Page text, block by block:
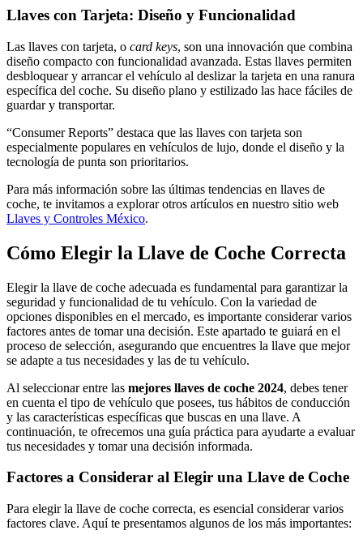
Llaves con Tarjeta: Diseño y Funcionalidad
Las llaves con tarjeta, o card keys, son una innovación que combina
diseño compacto con funcionalidad avanzada. Estas llaves permiten
desbloquear y arrancar el vehículo al deslizar la tarjeta en una ranura
específica del coche. Su diseño plano y estilizado las hace fáciles de
guardar y transportar.
“Consumer Reports” destaca que las llaves con tarjeta son
especialmente populares en vehículos de lujo, donde el diseño y la
tecnología de punta son prioritarios.
Para más información sobre las últimas tendencias en llaves de
coche, te invitamos a explorar otros artículos en nuestro sitio web
Llaves y Controles México.
Cómo Elegir la Llave de Coche Correcta
Elegir la llave de coche adecuada es fundamental para garantizar la
seguridad y funcionalidad de tu vehículo. Con la variedad de
opciones disponibles en el mercado, es importante considerar varios
factores antes de tomar una decisión. Este apartado te guiará en el
proceso de selección, asegurando que encuentres la llave que mejor
se adapte a tus necesidades y las de tu vehículo.
Al seleccionar entre las mejores llaves de coche 2024, debes tener
en cuenta el tipo de vehículo que posees, tus hábitos de conducción
y las características específicas que buscas en una llave. A
continuación, te ofrecemos una guía práctica para ayudarte a evaluar
tus necesidades y tomar una decisión informada.
Factores a Considerar al Elegir una Llave de Coche
Para elegir la llave de coche correcta, es esencial considerar varios
factores clave. Aquí te presentamos algunos de los más importantes: